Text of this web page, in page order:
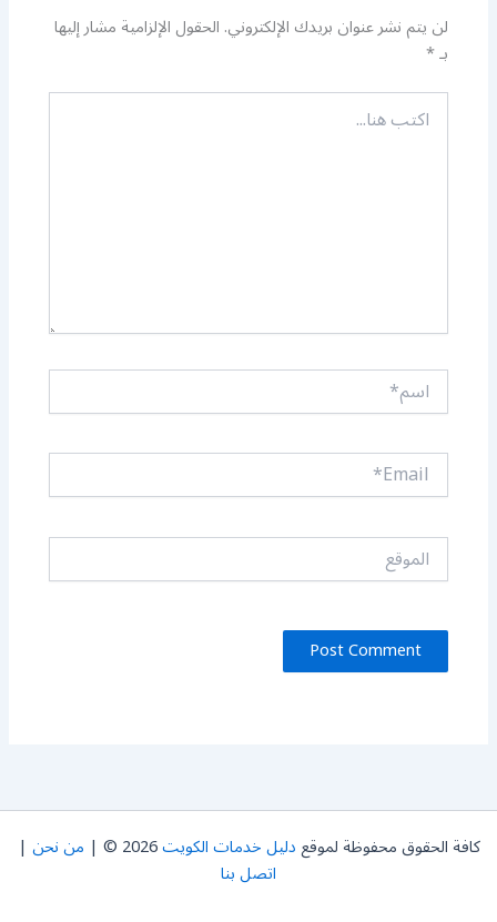
لن يتم نشر عنوان بريدك الإلكتروني.الحقول الإلزامية مشار إليها
بـ*
اكتب
هنا...
اسم*
Email*
الموقع
كافة الحقوق محفوظة لموقعدليل خدمات الكويت2026 © | من نحن |
اتصل بنا